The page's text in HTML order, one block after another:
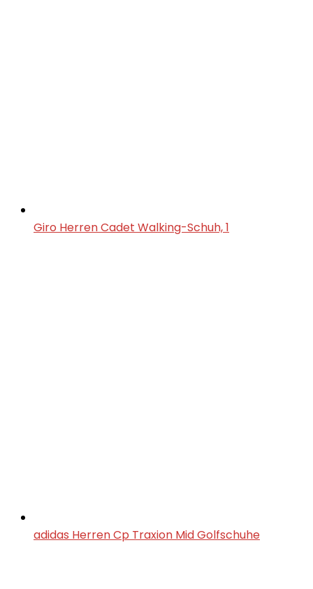
Giro Herren Cadet Walking-Schuh, 1
adidas Herren Cp Traxion Mid Golfschuhe